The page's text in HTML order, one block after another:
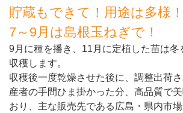
貯蔵もできて！用途は多様！
7～9月は島根玉ねぎで！
9月に種を播き、11月に定植した苗は冬
収穫します。
収穫後一度乾燥させた後に、調整出荷
産者の手間ひま掛かった分、高品質で
おり、主な販売先である広島・県内市